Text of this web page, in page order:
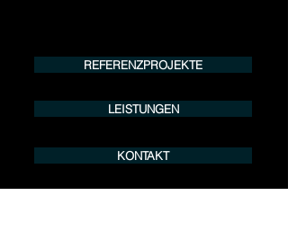
REFERENZPROJEKTE
LEISTUNGEN
KONTAKT